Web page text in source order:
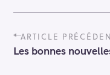
P
o
s
ARTICLE
Les bonnes